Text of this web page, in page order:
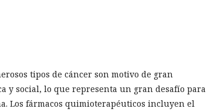
tipos de cáncer son motivo de gran
y social, lo que representa un gran desafío para
Los fármacos quimioterapéuticos incluyen el